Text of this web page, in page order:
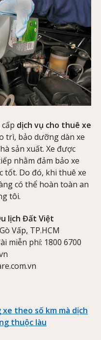
dịch vụ cho thuê xe
trì, bảo dưỡng dàn xe
sản xuất. Xe được
nhằm đảm bảo xe
tốt. Do đó, khi thuê xe
có thể hoàn toàn an
tôi.
lịch Đất Việt
Vấp, TP.HCM
miễn phí: 1800 6700
theo số km mà dịch
thuộc làu